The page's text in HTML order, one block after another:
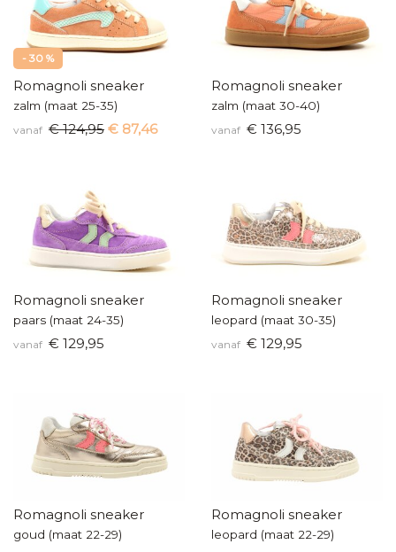
- 30 %
Romagnoli sneaker
zalm (maat 25-35)
vanaf € 124,95 € 87,46
Romagnoli sneaker
zalm (maat 30-40)
vanaf € 136,95
Romagnoli sneaker
paars (maat 24-35)
vanaf € 129,95
Romagnoli sneaker
leopard (maat 30-35)
vanaf € 129,95
Romagnoli sneaker
goud (maat 22-29)
Romagnoli sneaker
leopard (maat 22-29)